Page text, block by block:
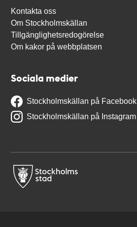
Kontakta oss
Om Stockholmskällan
Tillgänglighetsredogörelse
Om kakor på webbplatsen
Sociala medier
Stockholmskällan på Facebook
Stockholmskällan på Instagram